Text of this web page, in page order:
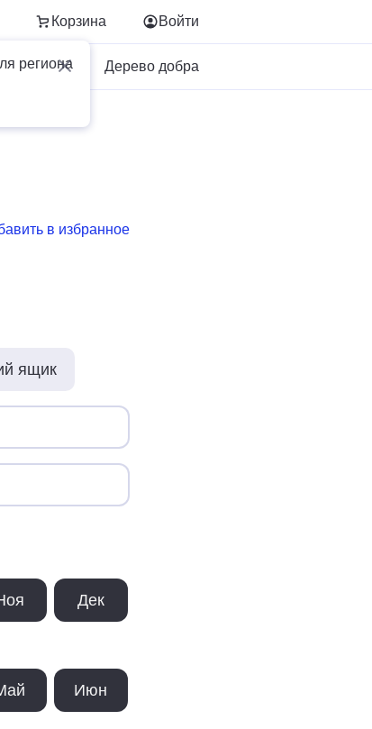
Корзина
региона
Войти
бизнеса Дерево добра
в избранное
ящик
Дек
Июн